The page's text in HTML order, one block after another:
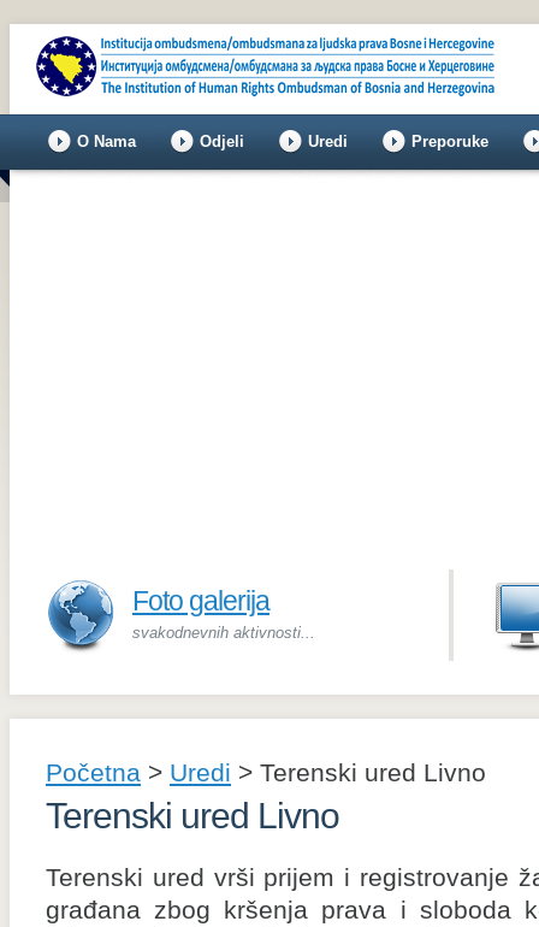
O Nama Odjeli Uredi Preporuke
Foto galerija
svakodnevnih aktivnosti...
Početna > Uredi > Terenski ured Livno
Terenski ured Livno
Terenski ured vrši prijem i registrovanje
građana zbog kršenja prava i sloboda